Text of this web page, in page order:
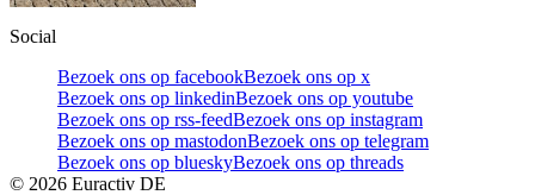
Social
Bezoek ons op facebookBezoek ons op x
Bezoek ons op linkedinBezoek ons op youtube
Bezoek ons op rss-feedBezoek ons op instagram
Bezoek ons op mastodonBezoek ons op telegram
Bezoek ons op blueskyBezoek ons op threads
© 2026 Euractiv DE